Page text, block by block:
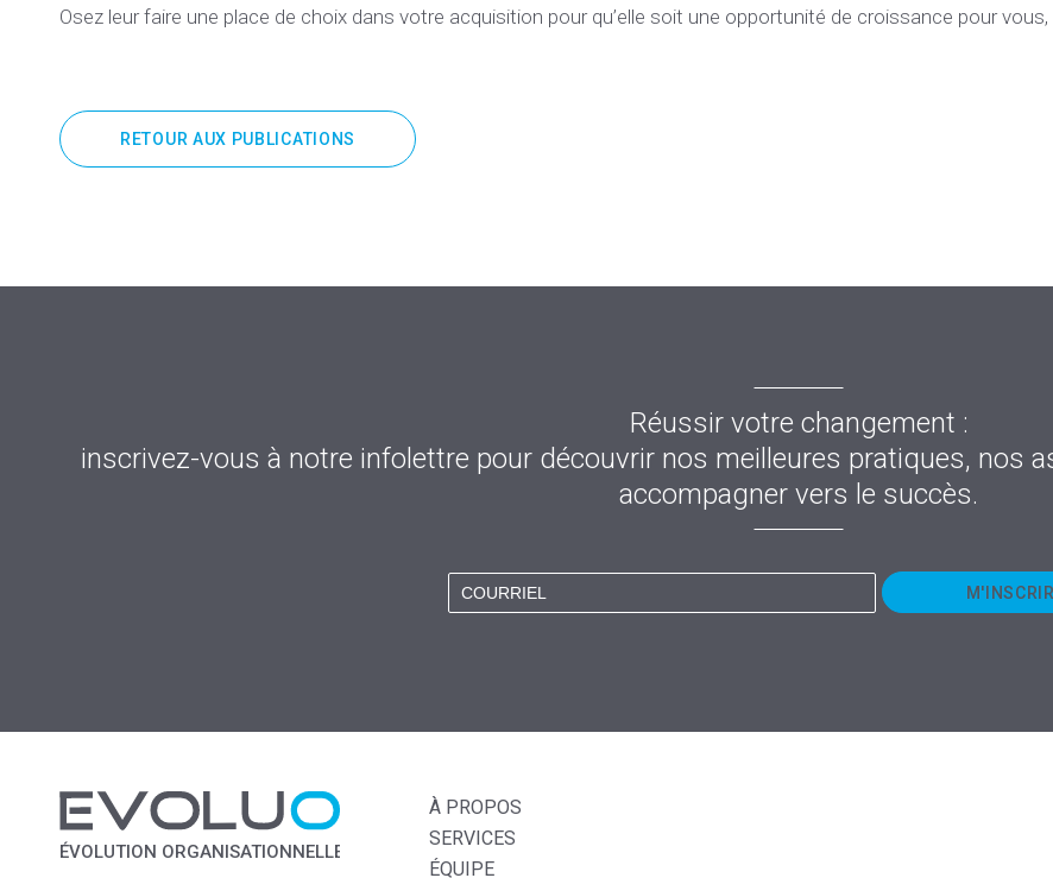
Osez leur faire une place de choix dans votre acquisition pour qu’elle soit une opportunité de croissance pour
RETOUR AUX PUBLICATIONS
Réussir votre changement :
inscrivez-vous à notre infolettre pour découvrir nos meilleures pratiques, nos
accompagner vers le succès.
ÉVOLUTION ORGANISATIONNELLE
À PROPOS
SERVICES
ÉQUIPE